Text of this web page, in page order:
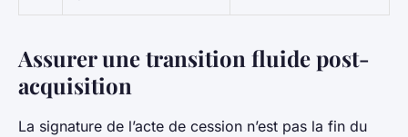
Assurer une transition fluide post-
acquisition
La signature de l’acte de cession n’est pas la fin du